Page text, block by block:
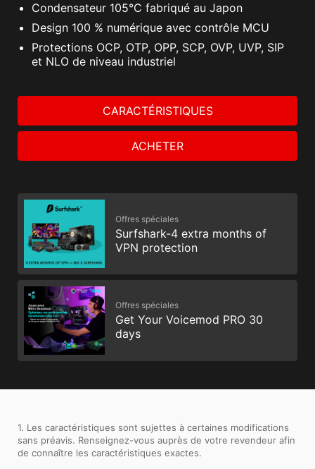
Condensateur 105°C fabriqué au Japon
Design 100 % numérique avec contrôle MCU
Protections OCP, OTP, OPP, SCP, OVP, UVP, SIP
et NLO de niveau industriel
CARACTÉRISTIQUES
ACHETER
Offres spéciales
Surfshark-4 extra months of
VPN protection
Offres spéciales
Get Your Voicemod PRO 30
days
1. Les caractéristiques sont sujettes à certaines modifications
sans préavis. Renseignez-vous auprès de votre revendeur afin
de connaître les caractéristiques exactes.